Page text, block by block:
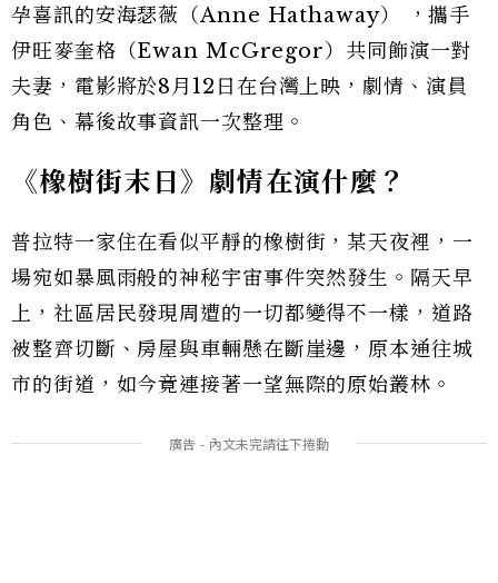
孕喜訊的安海瑟薇（Anne Hathaway） ，攜手
伊旺麥奎格（Ewan McGregor）共同飾演一對
夫妻，電影將於8月12日在台灣上映，劇情、演員
角色、幕後故事資訊一次整理。
《橡樹街末日》劇情在演什麼？
普拉特一家住在看似平靜的橡樹街，某天夜裡，一
場宛如暴風雨般的神秘宇宙事件突然發生。隔天早
上，社區居民發現周遭的一切都變得不一樣，道路
被整齊切斷、房屋與車輛懸在斷崖邊，原本通往城
市的街道，如今竟連接著一望無際的原始叢林。